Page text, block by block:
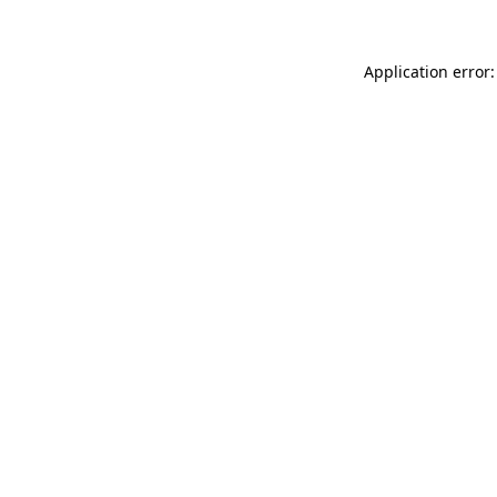
Application